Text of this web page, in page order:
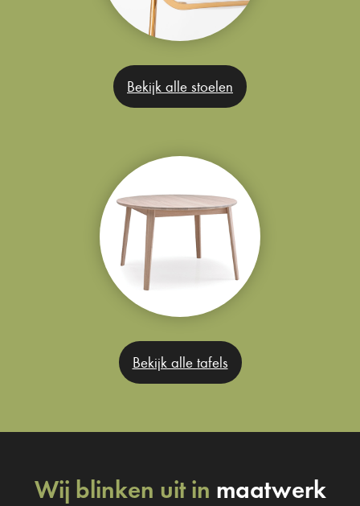
Bekijk alle stoelen
Bekijk alle tafels
Wij blinken uit in maatwerk